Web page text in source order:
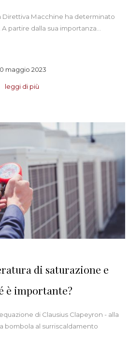
Direttiva Macchine ha determinato
A partire dalla sua importanza…
maggio 2023
leggi di più
di saturazione e
è importante?
di Clausius Clapeyron - alla
bombola al surriscaldamento